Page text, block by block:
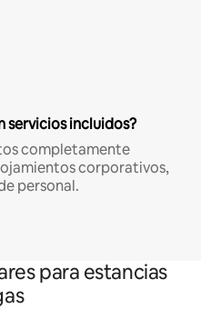
servicios incluidos?
completamente
corporativos,
personal.
para estancias